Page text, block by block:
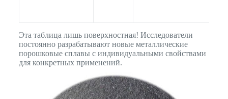
Эта таблица лишь поверхностная! Исследователи
постоянно разрабатывают новые металлические
порошковые сплавы с индивидуальными свойствами
для конкретных применений.